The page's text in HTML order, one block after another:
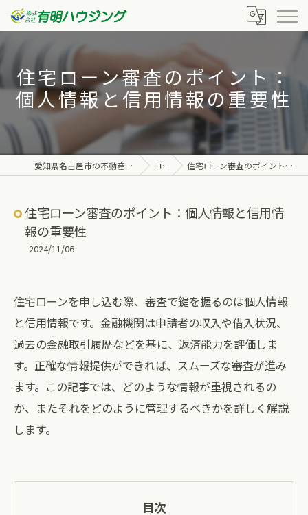
住宅ローン審査のポイント：
個人情報と信用情報の重要性
愛知県名古屋市の不動産なら株式会社有明ハウジング コラム 住宅ローン審査のポイント：個人情報と信用情報の重要性
住宅ローン審査のポイント：個人情報と信用情
報の重要性
2024/11/06
住宅ローンを申し込む際、審査で鍵を握るのは個人情報
と信用情報です。金融機関は申請者の収入や借入状況、
過去の金融取引履歴などを基に、返済能力を評価しま
す。正確な情報提供ができれば、スムーズな審査が進み
ます。この記事では、どのような情報が重視されるの
か、またそれをどのように管理するべきかを詳しく解説
します。
目次